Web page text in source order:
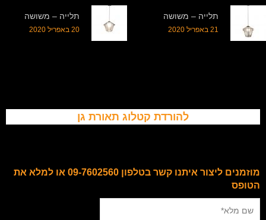
תלייה – משושה
21 באפריל 2020
תלייה – משושה
20 באפריל 2020
להורדת קטלוג תאורת גן
מוזמנים ליצור איתנו קשר בטלפון 09-7602560 או למלא את
הטופס